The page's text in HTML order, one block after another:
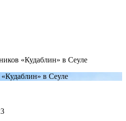
«Кудаблин» в Сеуле
в Сеуле